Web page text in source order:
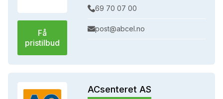
Få
pristilbud
69 70 07 00
post@abcel.no
ACsenteret AS